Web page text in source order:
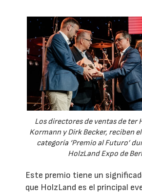
Los directores de ventas de ter
Kormann y Dirk Becker, reciben
categoría ‘Premio al Futuro’
HolzLand Expo de
Este premio tiene un
que HolzLand es el principal